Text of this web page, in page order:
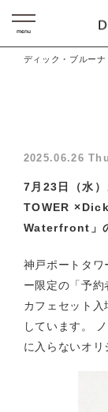
menu
ディック・ブルー
2025.06.26 Thu
7月23日（水
TOWER
Waterfront」
神戸ポートタワ
ー限定の「予
カフェセット
しています。
に入らないオリ